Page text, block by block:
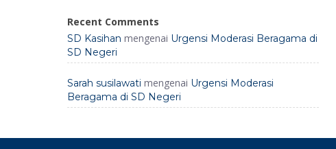
Recent Comments
SD Kasihan mengenai Urgensi Moderasi Beragama di
SD Negeri
Sarah susilawati mengenai Urgensi Moderasi
Beragama di SD Negeri